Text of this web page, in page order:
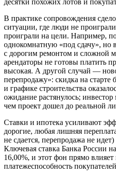
десятки похожих лотов и
В практике сопровождения
ситуации, где люди не
проиграли на цели. Например,
однокомнатную «под сдачу», но
с дорогим ремонтом и сложной
арендаторы не готовы платить
высокая. А другой случай —
перепродажу»: скидка на старте
и графике строительства
ожидание растянулось;
чем проект дошел до реальной
Ставки и ипотека усиливают
дорогие, любая лишняя
не сдается, перепродажа не
Ключевая ставка Банка России
16,00%, и этот фон прямо
платежеспособность